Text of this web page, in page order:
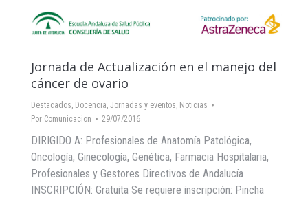
Jornada de Actualización en el manejo del
cáncer de ovario
Destacados, Docencia, Jornadas y eventos, Noticias
Por Comunicacion 29/07/2016
DIRIGIDO A: Profesionales de Anatomía Patológica,
Oncología, Ginecología, Genética, Farmacia Hospitalaria,
Profesionales y Gestores Directivos de Andalucía
INSCRIPCIÓN: Gratuita Se requiere inscripción: Pincha